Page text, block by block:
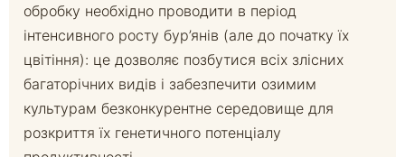
обробку необхідно проводити в період
інтенсивного росту бур’янів (але до початку їх
цвітіння): це дозволяє позбутися всіх злісних
багаторічних видів і забезпечити озимим
культурам безконкурентне середовище для
розкриття їх генетичного потенціалу